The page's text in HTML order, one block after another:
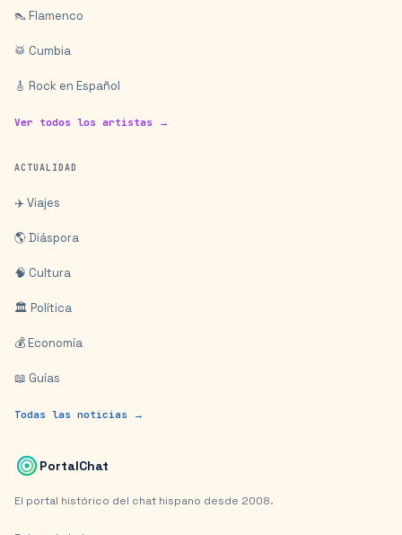
👠 Flamenco
🥁 Cumbia
🎸 Rock en Español
Ver todos los artistas →
ACTUALIDAD
✈️ Viajes
🌎 Diáspora
🧠 Cultura
🏛️ Política
💰 Economía
📖 Guías
Todas las noticias →
PortalChat
El portal histórico del chat hispano desde 2008.